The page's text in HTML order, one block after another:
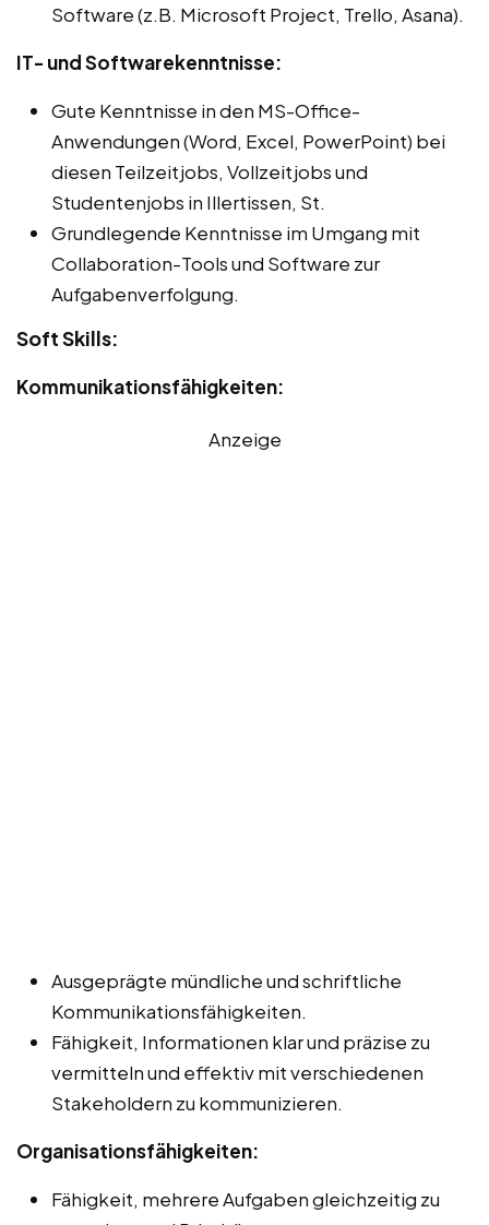
Software (z.B. Microsoft Project, Trello, Asana).
IT- und Softwarekenntnisse:
Gute Kenntnisse in den MS-Office-
Anwendungen (Word, Excel, PowerPoint) bei
diesen Teilzeitjobs, Vollzeitjobs und
Studentenjobs in Illertissen, St.
Grundlegende Kenntnisse im Umgang mit
Collaboration-Tools und Software zur
Aufgabenverfolgung.
Soft Skills:
Kommunikationsfähigkeiten:
Anzeige
Ausgeprägte mündliche und schriftliche
Kommunikationsfähigkeiten.
Fähigkeit, Informationen klar und präzise zu
vermitteln und effektiv mit verschiedenen
Stakeholdern zu kommunizieren.
Organisationsfähigkeiten:
Fähigkeit, mehrere Aufgaben gleichzeitig zu